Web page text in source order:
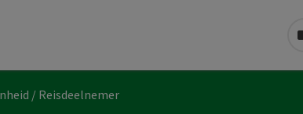
Eenheid / Reisdeelnemer